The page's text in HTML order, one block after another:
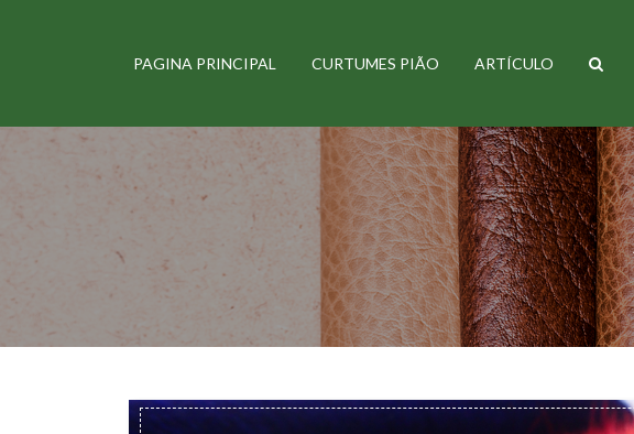
PAGINA PRINCIPAL CURTUMES PIÃO ARTÍCULO